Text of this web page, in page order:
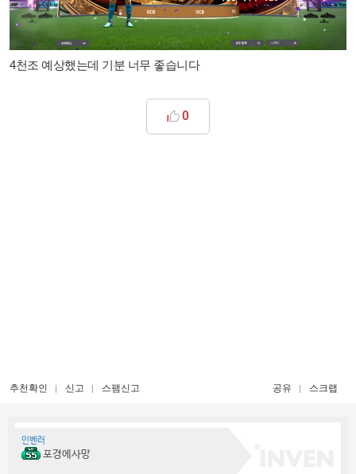
4천조 예상했는데 기분 너무 좋습니다
0
추천확인 신고 스팸신고 공유 스크랩
인벤러
포경에사망